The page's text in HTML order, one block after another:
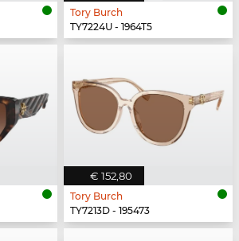
Tory Burch
TY7224U - 1964T5
€ 152,80
Tory Burch
TY7213D - 195473